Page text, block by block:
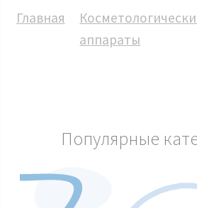
Главная
аппараты
Популярные